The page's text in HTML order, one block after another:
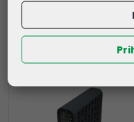
56,50 €
Kataloški broj:HP78PRO
Šifra:41463